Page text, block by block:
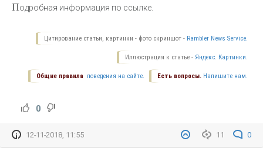
Подробная информация по ссылке.
Цитирование статьи, картинки - фото скриншот - Rambler News Service.
Иллюстрация к статье - Яндекс. Картинки.
Есть вопросы. Напишите нам.
Общие правила поведения на сайте.
0
11 0
12-11-2018, 11:55